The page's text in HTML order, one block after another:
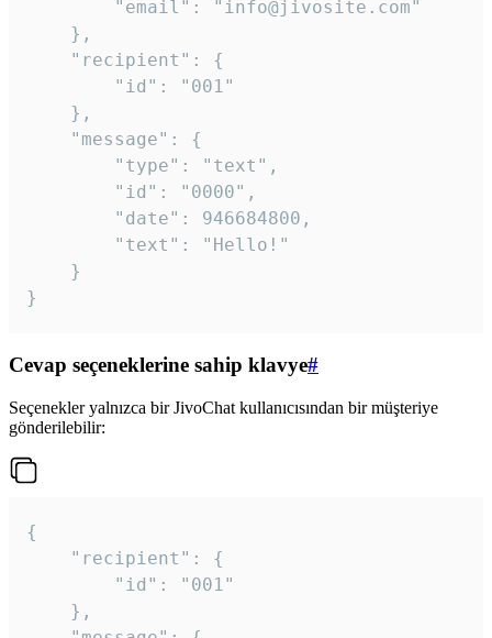
}
Cevap seçeneklerine sahip klavye#
Seçenekler yalnızca bir JivoChat kullanıcısından bir müşteriye
gönderilebilir:
{